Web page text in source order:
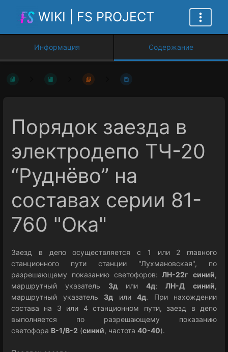
WIKI | FS PROJECT
Информация Содержание
Порядок заезда в
электродепо ТЧ-20
“Руднёво” на
составах серии 81-
760 "Ока"
Заезд в депо осуществляется с 1 или 2 главного
станционного пути станции "Лухмановская", по
разрешающему показанию светофоров:ЛН-22г синий,
маршрутный указатель 3д или 4д; ЛН-Д синий,
маршрутный указатель 3д или 4д. При нахождении
состава на 3 или 4 станционном пути, заезд в депо
выполняется по разрешающему показанию
светофора В-1/В-2 (синий, частота 40-40).